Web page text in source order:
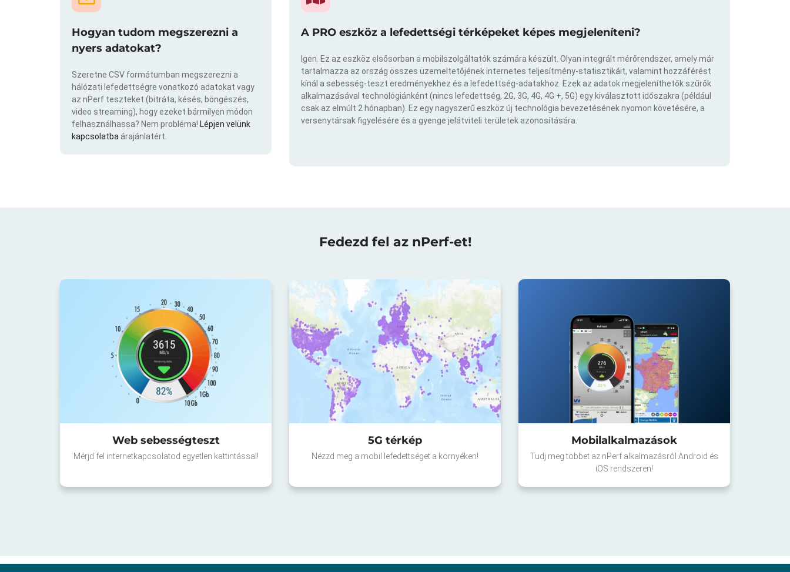
Hogyan tudom megszerezni a
nyers adatokat?
Szeretne CSV formátumban megszerezni a
hálózati lefedettségre vonatkozó adatokat vagy
az nPerf teszteket (bitráta, késés, böngészés,
video streaming), hogy ezeket bármilyen módon
felhasználhassa? Nem probléma! Lépjen velünk
kapcsolatba árajánlatért.
A PRO eszköz a lefedettségi térképeket képes megjeleníteni?
Igen. Ez az eszköz elsősorban a mobilszolgáltatók számára készült. Olyan integrált mérőrendszer, amely már
tartalmazza az ország összes üzemeltetőjének internetes teljesítmény-statisztikáit, valamint hozzáférést
kínál a sebesség-teszt eredményekhez és a lefedettség-adatakhoz. Ezek az adatok megjeleníthetők szűrők
alkalmazásával technológiánként (nincs lefedettség, 2G, 3G, 4G, 4G +, 5G) egy kiválasztott időszakra (például
csak az elmúlt 2 hónapban). Ez egy nagyszerű eszköz új technológia bevezetésének nyomon követésére, a
versenytársak figyelésére és a gyenge jelátviteli területek azonosítására.
Fedezd fel az nPerf-et!
Web sebességteszt
Mérjd fel internetkapcsolatod egyetlen kattintással!
5G térkép
Nézzd meg a mobil lefedettséget a környéken!
Mobilalkalmazások
Tudj meg többet az nPerf alkalmazásról Android és
iOS rendszeren!